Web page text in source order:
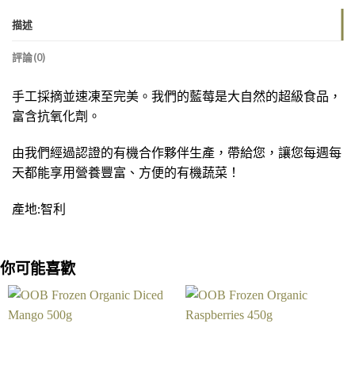
描述
評論(0)
手工採摘並速凍至完美。我們的藍莓是大自然的超級食品，
富含抗氧化劑。
由我們經過認證的有機合作夥伴生產，帶給您，讓您每週每
天都能享用營養豐富、方便的有機蔬菜！
產地:智利
你可能喜歡